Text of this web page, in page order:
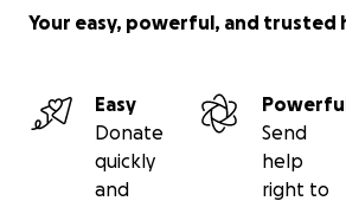
Your easy, powerful, and trusted
Easy
Donate
quickly
and
Send
help
right to